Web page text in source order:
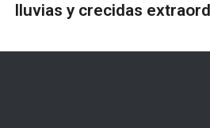
lluvias y crecidas